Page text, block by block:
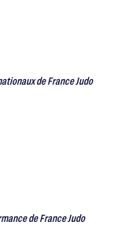
de France Judo
de France Judo